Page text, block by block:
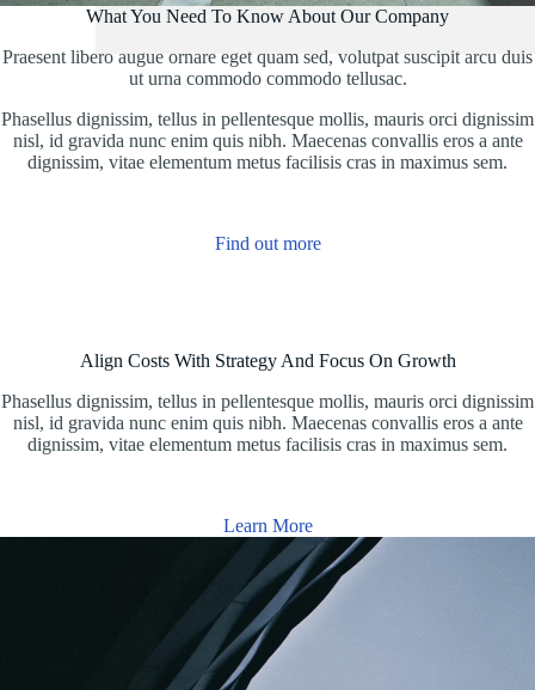
What You Need To Know About Our Company
Praesent libero augue ornare eget quam sed, volutpat suscipit arcu duis
ut urna commodo commodo tellusac.
Phasellus dignissim, tellus in pellentesque mollis, mauris orci dignissim
nisl, id gravida nunc enim quis nibh. Maecenas convallis eros a ante
dignissim, vitae elementum metus facilisis cras in maximus sem.
Find out more
Align Costs With Strategy And Focus On Growth
Phasellus dignissim, tellus in pellentesque mollis, mauris orci dignissim
nisl, id gravida nunc enim quis nibh. Maecenas convallis eros a ante
dignissim, vitae elementum metus facilisis cras in maximus sem.
Learn More